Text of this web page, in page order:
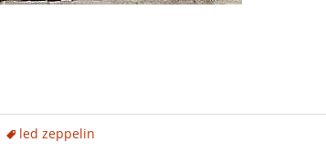
led zeppelin